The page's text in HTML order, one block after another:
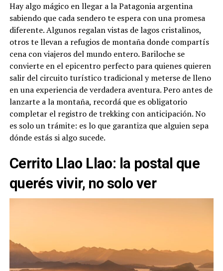
Hay algo mágico en llegar a la Patagonia argentina
sabiendo que cada sendero te espera con una promesa
diferente. Algunos regalan vistas de lagos cristalinos,
otros te llevan a refugios de montaña donde compartís
cena con viajeros del mundo entero. Bariloche se
convierte en el epicentro perfecto para quienes quieren
salir del circuito turístico tradicional y meterse de lleno
en una experiencia de verdadera aventura. Pero antes de
lanzarte a la montaña, recordá que es obligatorio
completar el registro de trekking con anticipación. No
es solo un trámite: es lo que garantiza que alguien sepa
dónde estás si algo sucede.
Cerrito Llao Llao: la postal que
querés vivir, no solo ver